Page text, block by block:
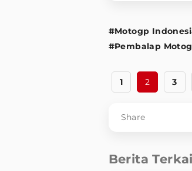
#Motogp
#Pembalap
1 2 3
Share
Berita